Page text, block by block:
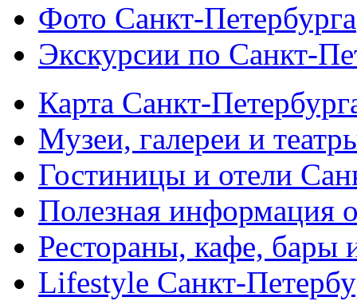
Фото Санкт-Петербурга
Экскурсии по Санкт-
Карта Санкт-
Музеи, галереи и
Гостиницы и отели
Полезная информация
Рестораны, кафе, бары
Lifestyle Санкт-